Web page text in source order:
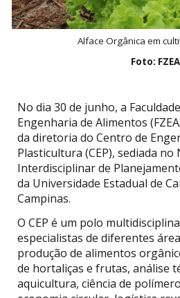
Alface Orgânica em
Foto: FZEA
No dia 30 de junho, a
Engenharia de Alimentos
da diretoria do Centro de
Plasticultura (CEP), sediada no
Interdisciplinar de
da Universidade Estadual de
Campinas.
O CEP é um polo
especialistas de diferentes
produção de alimentos
de hortaliças e frutas, análise
aquicultura, ciência de